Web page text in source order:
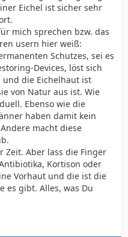
Eichel ist sicher sehr
mich sprechen bzw. das
usern hier weiß:
Schutzes, sei es
Devices, löst sich
die Eichelhaut ist
von Natur aus ist. Wie
Ebenso wie die
haben damit kein
macht diese
Zeit. Aber lass die Finger
Kortison oder
Vorhaut und die ist die
es gibt. Alles, was Du